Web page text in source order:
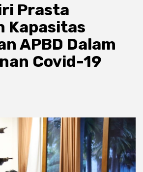
Prasta
Kapasitas
APBD Dalam
Covid-19